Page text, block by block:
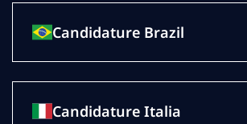
Candidature Brazil
Candidature Italia